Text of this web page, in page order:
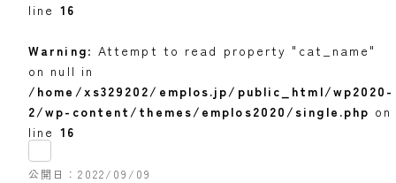
line 16
Warning: Attempt to read property "cat_name"
on null in
/home/xs329202/emplos.jp/public_html/wp2020-
2/wp-content/themes/emplos2020/single.php on
line 16
公開日 2022/09/09